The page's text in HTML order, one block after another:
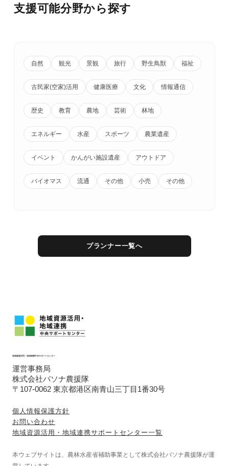
支援可能分野から探す
自然 観光 景観 旅行 野生鳥獣 福祉
古民家(空家)活用 健康医療 文化 情報通信
歴史 教育 農地 芸術 林地
エネルギー 水産 スポーツ 農業遺産
イベント かんがい施設遺産 アウトドア
バイオマス 流通 その他 小売 その他
プランナー一覧へ
地域資源活用・地域連携中央サポートセンター
運営事務局
株式会社パソナ農援隊
〒107-0062 東京都港区南青山三丁目1番30号
個人情報保護方針
お問い合わせ
地域資源活用・地域連携サポートセンター一覧
本ウェブサイトは、農林水産省補助事業として株式会社パソナ農援隊が運